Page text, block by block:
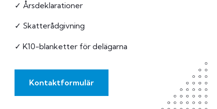
✓ Årsdeklarationer
✓ Skatterådgivning
✓ K10-blanketter för delägarna
Kontaktformulär